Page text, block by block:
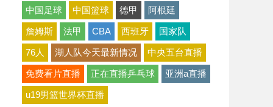
中国足球 中国篮球 德甲 阿根廷
詹姆斯 法甲 CBA 西班牙 国家队
76人 湖人队今天最新情况 中央五台直播
免费看片直播 正在直播乒乓球 亚洲a直播
u19男篮世界杯直播